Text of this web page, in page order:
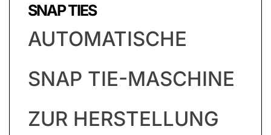
SNAP TIES
AUTOMATISCHE
SNAP TIE-MASCHINE
ZUR HERSTELLUNG